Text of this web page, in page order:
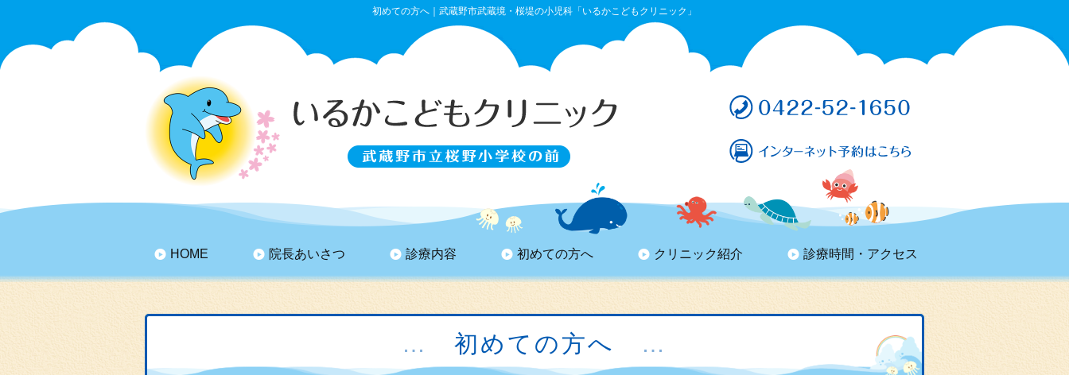
初めての方へ｜武蔵野市武蔵境・桜堤の小児科「いるかこどもクリニック」
HOME 院長あいさつ 診療内容 初めての方へ クリニック紹介 診療時間・アクセス
初めての方へ